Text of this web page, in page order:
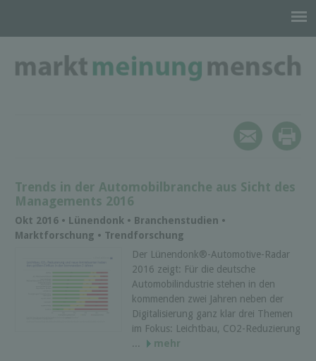
Trends in der Automobilbranche aus Sicht des
Managements 2016
Okt 2016 • Lünendonk • Branchenstudien •
Marktforschung • Trendforschung
Der Lünendonk®-Automotive-Radar
2016 zeigt: Für die deutsche
Automobilindustrie stehen in den
kommenden zwei Jahren neben der
Digitalisierung ganz klar drei Themen
im Fokus: Leichtbau, CO2-Reduzierung
...
mehr